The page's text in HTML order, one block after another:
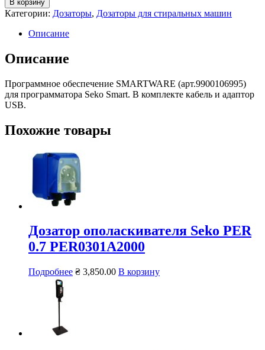
В корзину
Категории: Дозаторы, Дозаторы для стиральных машин
Описание
Описание
Программное обеспечение SMARTWARЕ (арт.9900106995)
для программатора Seko Smart. В комплекте кабель и адаптор
USB.
Похожие товары
Дозатор ополаскивателя Seko PER
0.7 PER0301A2000
Подробнее ₴ 3,850.00 В корзину